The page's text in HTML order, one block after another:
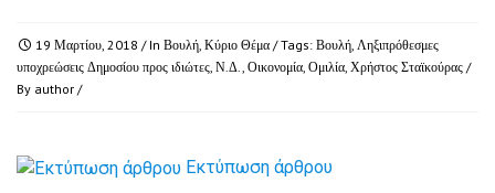
19 Μαρτίου, 2018 / In Βουλή, Κύριο Θέμα / Tags: Βουλή, Ληξιπρόθεσμες
υποχρεώσεις Δημοσίου προς ιδιώτες, Ν.Δ., Οικονομία, Ομιλία, Χρήστος Σταϊκούρας /
By author /
Εκτύπωση άρθρου